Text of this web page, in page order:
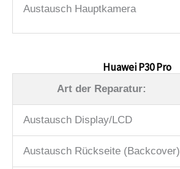
Austausch Hauptkamera
Huawei P30 Pro
Art der Reparatur:
Austausch Display/LCD
Austausch Rückseite (Backcover)